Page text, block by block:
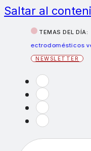
Saltar al
TEMAS DEL DÍA:
electrodomésticos verano
NEWSLETTER